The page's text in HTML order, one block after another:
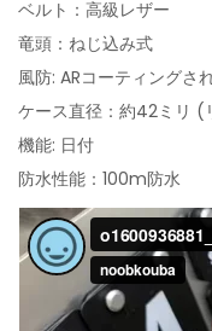
ベルト：高級レザー
竜頭：ねじ込み式
風防: ARコーティングさ
ケース直径：約42ミリ (
機能: 日付
防水性能：100m防水